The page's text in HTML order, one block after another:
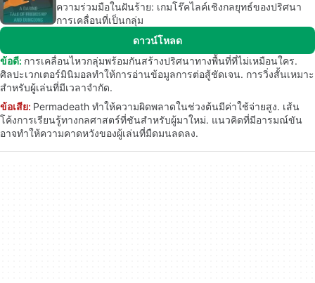
ความร่วมมือในฝันร้าย: เกมโร๊คไลค์เชิงกลยุทธ์ของปริศนา
การเคลื่อนที่เป็นกลุ่ม
ดาวน์โหลด
ข้อดี: การเคลื่อนไหวกลุ่มพร้อมกันสร้างปริศนาทางพื้นที่ที่ไม่เหมือนใคร.
ศิลปะเวกเตอร์มินิมอลทำให้การอ่านข้อมูลการต่อสู้ชัดเจน. การวิ่งสั้นเหมาะ
สำหรับผู้เล่นที่มีเวลาจำกัด.
ข้อเสีย: Permadeath ทำให้ความผิดพลาดในช่วงต้นมีค่าใช้จ่ายสูง. เส้น
โค้งการเรียนรู้ทางกลศาสตร์ที่ชันสำหรับผู้มาใหม่. แนวคิดที่มีอารมณ์ขัน
อาจทำให้ความคาดหวังของผู้เล่นที่มืดมนลดลง.